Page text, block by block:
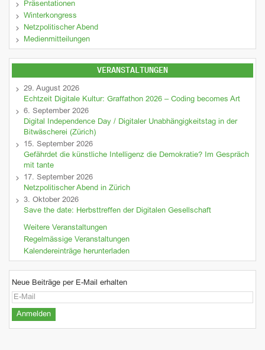
Präsentationen
Winterkongress
Netzpolitischer Abend
Medienmitteilungen
VERANSTALTUNGEN
29. August 2026
Echtzeit Digitale Kultur: Graffathon 2026 – Coding becomes Art
6. September 2026
Digital Independence Day / Digitaler Unabhängigkeitstag in der
Bitwäscherei (Zürich)
15. September 2026
Gefährdet die künstliche Intelligenz die Demokratie? Im Gespräch
mit tante
17. September 2026
Netzpolitischer Abend in Zürich
3. Oktober 2026
Save the date: Herbsttreffen der Digitalen Gesellschaft
Weitere Veranstaltungen
Regelmässige Veranstaltungen
Kalendereinträge herunterladen
Neue Beiträge per E-Mail erhalten